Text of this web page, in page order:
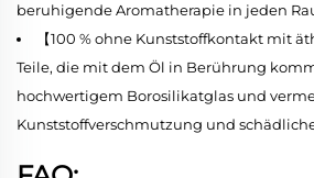
beruhigende Aromatherapie in jeden
【100 % ohne Kunststoffkontakt mit
Teile, die mit dem Öl in Berührung
hochwertigem Borosilikatglas und
Kunststoffverschmutzung und